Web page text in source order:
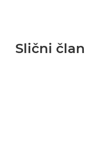
Slični